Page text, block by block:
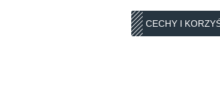
CECHY I